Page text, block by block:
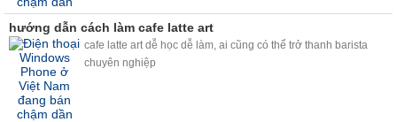
hướng dẫn cách làm cafe latte art
cafe latte art dễ học dễ làm, ai cũng có thể trở thanh barista
chuyên nghiệp